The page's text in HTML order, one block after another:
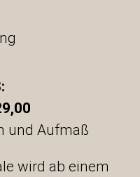
und Aufmaß
wird ab einem